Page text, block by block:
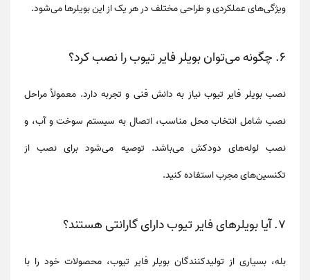
ویژگی‌های عملکردی و طراحی مختلف در هر یک از این بویلرها می‌شود.
۶. چگونه می‌توان بویلر فایر تیوب را نصب کرد؟
نصب بویلر فایر تیوب نیاز به دانش فنی و تجربه دارد. معمولاً مراحل
نصب شامل انتخاب محل مناسب، اتصال به سیستم سوخت و آب، و
نصب لوله‌های دودکش می‌باشد. توصیه می‌شود برای نصب از
تکنسین‌های مجرب استفاده کنید.
۷. آیا بویلرهای فایر تیوب دارای گارانتی هستند؟
بله، بسیاری از تولیدکنندگان بویلر فایر تیوب، محصولات خود را با